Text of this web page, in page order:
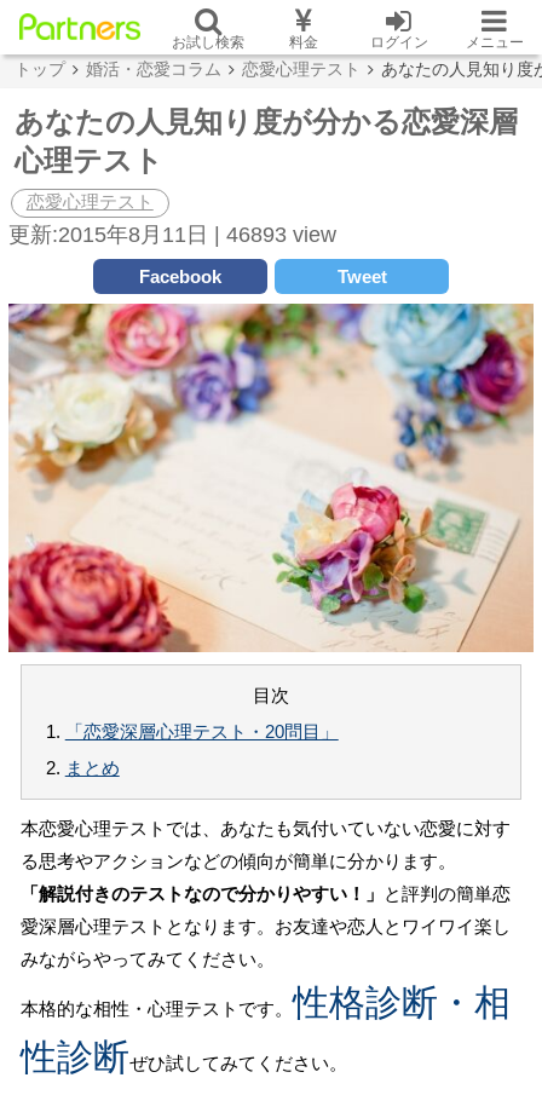
お試し検索 料金 ログイン メニュー
トップ 婚活・恋愛コラム 恋愛心理テスト あなたの人見知り度
あなたの人見知り度が分かる恋愛深層
心理テスト
恋愛心理テスト
更新:2015年8月11日 | 46893 view
Facebook Tweet
目次
1.
「恋愛深層心理テスト・20問目」
2. まとめ
本恋愛心理テストでは、あなたも気付いていない恋愛に対す
る思考やアクションなどの傾向が簡単に分かります。
「解説付きのテストなので分かりやすい！」 と評判の簡単恋
愛深層心理テストとなります。お友達や恋人とワイワイ楽し
みながらやってみてください。
本格的な相性・心理テストです。性格診断・相
性診断ぜひ試してみてください。